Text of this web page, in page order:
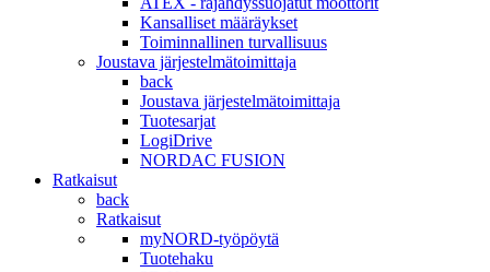
Kansalliset määräykset
Toiminnallinen turvallisuus
Joustava järjestelmätoimittaja
back
Joustava järjestelmätoimittaja
Tuotesarjat
LogiDrive
NORDAC FUSION
Ratkaisut
back
Ratkaisut
myNORD-työpöytä
Tuotehaku